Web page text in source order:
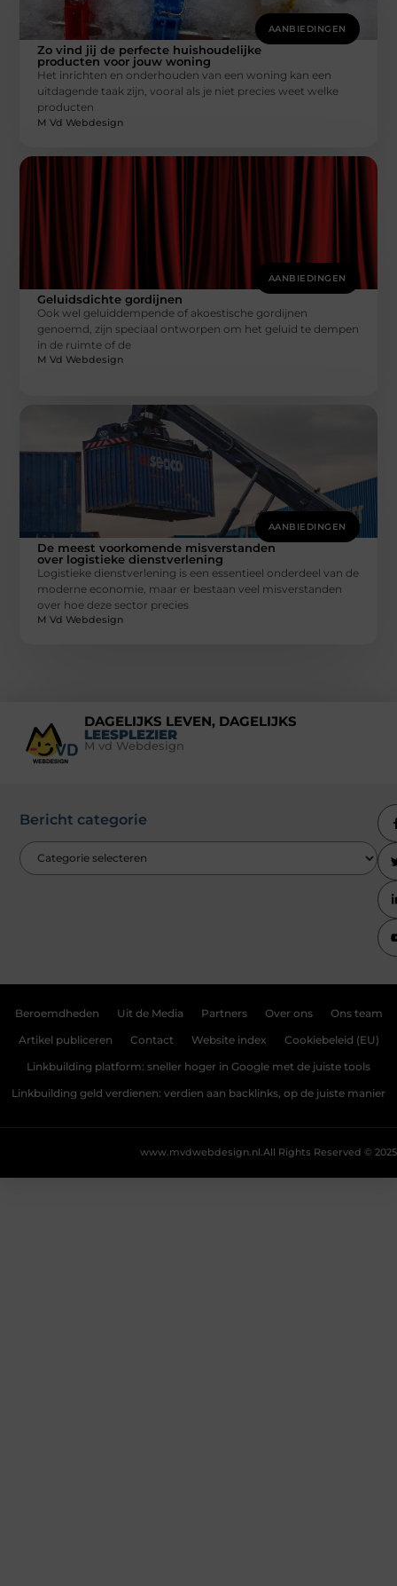
AANBIEDINGEN
Zo vind jij de perfecte huishoudelijke
producten voor jouw woning
Het inrichten en onderhouden van een woning kan een
uitdagende taak zijn, vooral als je niet precies weet welke
producten
M Vd Webdesign
AANBIEDINGEN
Geluidsdichte gordijnen
Ook wel geluiddempende of akoestische gordijnen
genoemd, zijn speciaal ontworpen om het geluid te dempen
in de ruimte of de
M Vd Webdesign
AANBIEDINGEN
De meest voorkomende misverstanden
over logistieke dienstverlening
Logistieke dienstverlening is een essentieel onderdeel van de
moderne economie, maar er bestaan veel misverstanden
over hoe deze sector precies
M Vd Webdesign
DAGELIJKS LEVEN, DAGELIJKS
LEESPLEZIER
M vd Webdesign
Bericht categorie
Beroemdheden Uit de Media Partners Over ons Ons team
Artikel publiceren Contact Website index Cookiebeleid (EU)
Linkbuilding platform: sneller hoger in Google met de juiste tools
Linkbuilding geld verdienen: verdien aan backlinks, op de juiste manier
All Rights Reserved © 2025
www.mvdwebdesign.nl.